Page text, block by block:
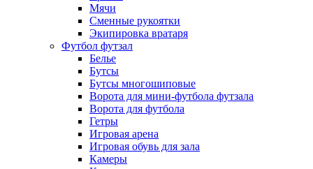
Мячи
Сменные рукоятки
Экипировка вратаря
Футбол футзал
Белье
Бутсы
Бутсы многошиповые
Ворота для мини-футбола футзала
Ворота для футбола
Гетры
Игровая арена
Игровая обувь для зала
Камеры